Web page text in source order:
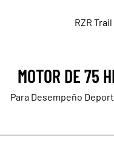
RZR
MOTOR DE 75
Para Desempeño